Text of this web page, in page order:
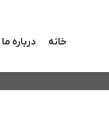
خانه درباره ما